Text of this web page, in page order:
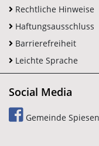
Rechtliche Hinweise
Haftungsausschluss
Barrierefreiheit
Leichte Sprache
Social Media
Gemeinde